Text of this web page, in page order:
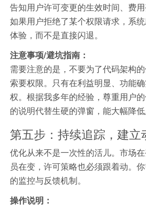
告知用户许可变更的生效时间、费用
如果用户拒绝了某个权限请求，系
体验，而不是直接闪退。
注意事项/避坑指南：
需要注意的是，不要为了代码架构
索要权限。只有在利益明显、功能
权。根据我多年的经验，尊重用户
的说明代替生硬的弹窗，能大幅降低
第五步：持续追踪，建立
优化从来不是一次性的活儿。市场
员在变，许可策略也必须跟着动。
的监控与反馈机制。
操作说明：